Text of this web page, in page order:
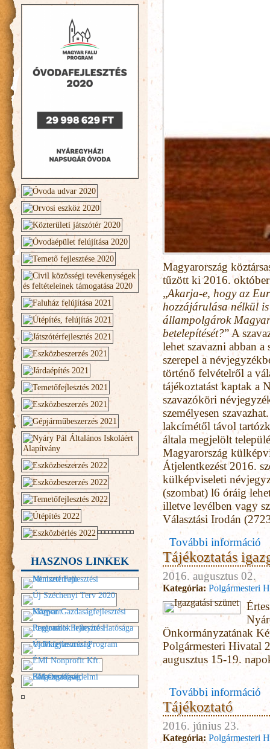
Magyarország
tűzött ki 2016. október
„Akarja-e, hogy az
hozzájárulása nélkül
állampolgárok
betelepítését?” A
lehet szavazni abban
szerepel a
történő felvételről a
tájékoztatást kaptak a
szavazóköri
személyesen
lakcímétől távol
általa megjelölt
Magyarország
Átjelentkezést 2016.
külképviseleti
(szombat) l6 óráig
illetve levélben vagy
Választási Irodán
További információ
Tájékoztatás
2016. augusztus 02.
Kategória:Polgármesteri
Önkormányzatának
Polgármesteri Hivatal
augusztus 15-19.
További információ
Tájékoztató
2016. június 23.
Kategória: Polgármesteri
HASZNOS LINKEK